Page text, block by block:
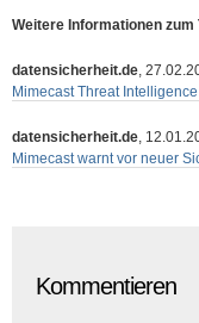
Weitere Informationen zum
datensicherheit.de,
Mimecast Threat
datensicherheit.de,
Mimecast warnt vor neuer
Kommentieren